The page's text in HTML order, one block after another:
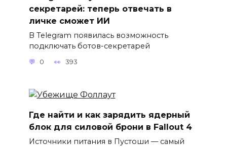
секретарей: теперь отвечать в
личке сможет ИИ
В Telegram появилась возможность
подключать ботов-секретарей
0 393
Где найти и как зарядить ядерный
блок для силовой брони в Fallout 4
Источники питания в Пустоши — самый